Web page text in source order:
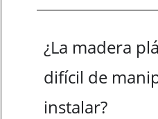
¿La madera
difícil de
instalar?